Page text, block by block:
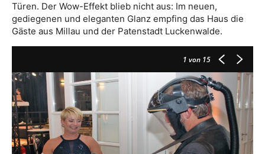
Türen. Der Wow-Effekt blieb nicht aus: Im neuen,
gediegenen und eleganten Glanz empfing das Haus die
Gäste aus Millau und der Patenstadt Luckenwalde.
1 von 15